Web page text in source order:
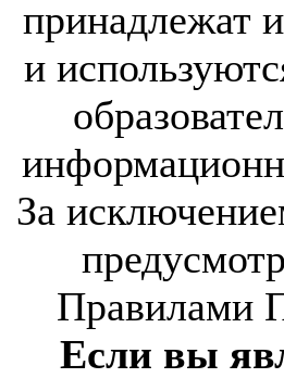
принадлежат
и
За
Правилами
Если вы